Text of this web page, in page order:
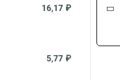
16,17 ₽
5,77 ₽